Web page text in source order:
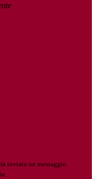
inviato un messaggio